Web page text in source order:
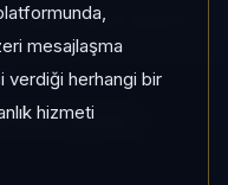
mesajlaşma
verdiği herhangi bir
hizmeti
bir fondur.
İşlem Görüyor